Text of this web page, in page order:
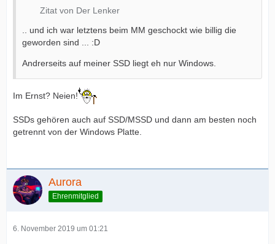
Zitat von Der Lenker
.. und ich war letztens beim MM geschockt wie billig die
geworden sind ... :D
Andrerseits auf meiner SSD liegt eh nur Windows.
Im Ernst? Neien!
SSDs gehören auch auf SSD/MSSD und dann am besten noch
getrennt von der Windows Platte.
Aurora
Ehrenmitglied
6. November 2019 um 01:21